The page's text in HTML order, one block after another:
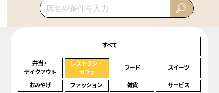
すべて
弁当・
テイクアウト
レストラン・
カフェ
フード スイーツ
おみやげ ファッション 雑貨
サービス